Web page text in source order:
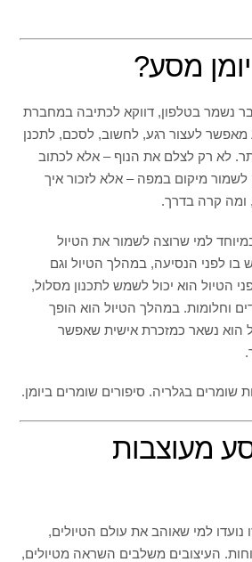
מסע?
נשמר בטלפון, דווקא לכתיבה במחברת
מאפשר לעצור רגע, לחשוב, לסכם, לתכנן
לא רק לצלם את הנוף – אלא לכתוב
מיקום במפה – אלא לזכור איך
ומה קרה בדרך.
למי שרוצה לשמור את הטיול
לפני הנסיעה, במהלך הטיול וגם
הטיול הוא יכול לשמש לתכנון מסלול,
וחלומות. במהלך הטיול הוא הופך
הוא נשאר כמזכרת אישית שאפשר
שומרים בגלריה. סיפורים שומרים ביומן.
מעוצבות
נועדו למי שאוהב את עולם הטיולים,
העיצובים משלבים השראה מטיולים,